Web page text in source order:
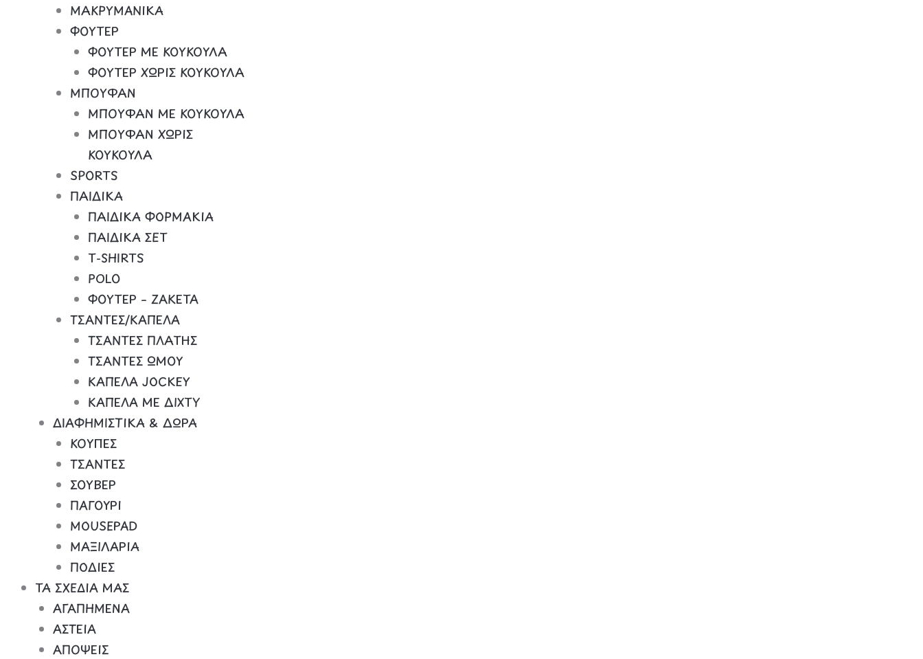
ΜΑΚΡΥΜΑΝΙΚΑ
ΦΟΥΤΕΡ
ΦΟΥΤΕΡ ΜΕ ΚΟΥΚΟΥΛΑ
ΦΟΥΤΕΡ ΧΩΡΙΣ ΚΟΥΚΟΥΛΑ
ΜΠΟΥΦΑΝ
ΜΠΟΥΦΑΝ ΜΕ ΚΟΥΚΟΥΛΑ
ΜΠΟΥΦΑΝ ΧΩΡΙΣ
ΚΟΥΚΟΥΛΑ
SPORTS
ΠΑΙΔΙΚΑ
ΠΑΙΔΙΚΑ ΦΟΡΜΑΚΙΑ
ΠΑΙΔΙΚΑ ΣΕΤ
Τ-SHIRTS
POLO
ΦΟΥΤΕΡ – ΖΑΚΕΤΑ
ΤΣΑΝΤΕΣ/ΚΑΠΕΛΑ
ΤΣΑΝΤΕΣ ΠΛΑΤΗΣ
ΤΣΑΝΤΕΣ ΩΜΟΥ
ΚΑΠΕΛΑ JOCKEY
ΚΑΠΕΛΑ ΜΕ ΔΙΧΤΥ
ΔΙΑΦΗΜΙΣΤΙΚΑ & ΔΩΡΑ
ΚΟΥΠΕΣ
ΤΣΑΝΤΕΣ
ΣΟΥΒΕΡ
ΠΑΓΟΥΡΙ
MOUSEPAD
ΜΑΞΙΛΑΡΙΑ
ΠΟΔΙΕΣ
ΤΑ ΣΧΕΔΙΑ ΜΑΣ
ΑΓΑΠΗΜΕΝΑ
ΑΣΤΕΙΑ
ΑΠΟΨΕΙΣ